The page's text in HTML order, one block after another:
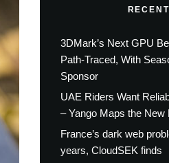
3DMark’s Next GPU
Path-Traced, With
Sponsor
UAE Riders Want
– Yango Maps the New
France’s dark web
years, CloudSEK finds